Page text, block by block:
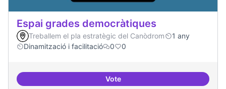
Espai grades democràtiques
Treballem el pla estratègic del Canòdrom
1 any
Dinamització i facilitació
0 0
VoteEspai grades democràtiques